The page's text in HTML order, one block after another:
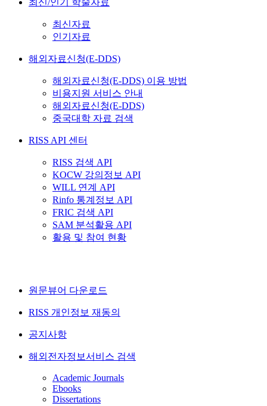
최신/인기 학술자료
최신자료
인기자료
해외자료신청(E-DDS)
해외자료신청(E-DDS) 이용 방법
비용지원 서비스 안내
해외자료신청(E-DDS)
중국대학 자료 검색
RISS API 센터
RISS 검색 API
KOCW 강의정보 API
WILL 연계 API
Rinfo 통계정보 API
FRIC 검색 API
SAM 분석활용 API
활용 및 참여 현황
원문뷰어 다운로드
RISS 개인정보 재동의
공지사항
해외전자정보서비스 검색
Academic Journals
Ebooks
Dissertations